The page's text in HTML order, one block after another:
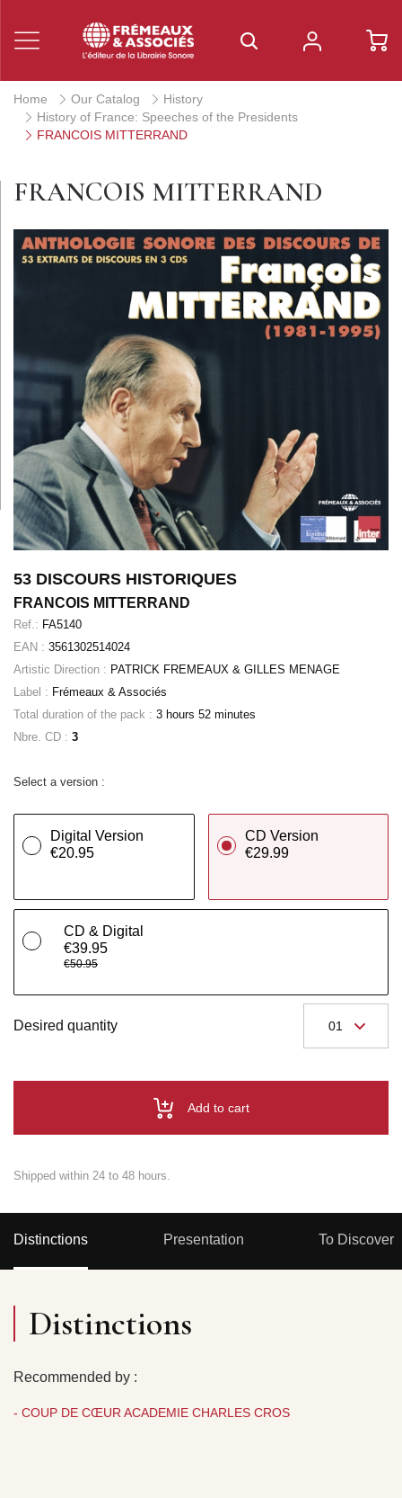
Home Our Catalog
History
History of France: Speeches of the Presidents
FRANCOIS MITTERRAND
FRANCOIS MITTERRAND
53 DISCOURS HISTORIQUES
FRANCOIS MITTERRAND
Ref.: FA5140
EAN : 3561302514024
Artistic Direction : PATRICK FREMEAUX & GILLES MENAGE
Label : Frémeaux & Associés
Total duration of the pack : 3 hours 52 minutes
Nbre. CD : 3
Select a version :
Digital Version
€20.95
CD Version
€29.99
CD & Digital
€39.95
€50.95
Desired quantity
Add to cart
Shipped within 24 to 48 hours.
Distinctions Presentation To Discover
Distinctions
Recommended by :
- COUP DE CŒUR ACADEMIE CHARLES CROS